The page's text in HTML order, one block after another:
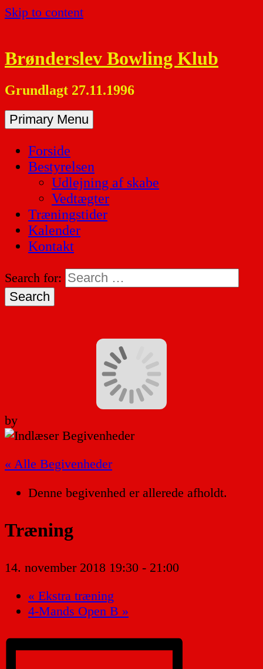
Skip to content
Brønderslev Bowling Klub
Grundlagt 27.11.1996
Primary Menu
Forside
Bestyrelsen
Udlejning af skabe
Vedtægter
Træningstider
Kalender
Kontakt
Search for:
by
« Alle Begivenheder
Denne begivenhed er allerede afholdt.
Træning
14. november 2018 19:30 - 21:00
« Ekstra træning
4-Mands Open B »